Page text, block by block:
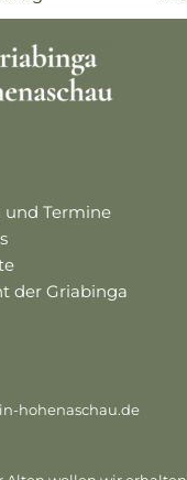
und Termine
der Griabinga
hohenaschau.de